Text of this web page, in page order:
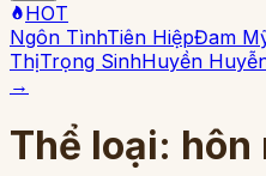
HOT
Ngôn TìnhTiên HiệpĐam
ThịTrọng SinhHuyền
→
Thể loại: hôn